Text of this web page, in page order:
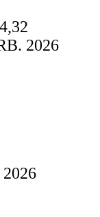
2026